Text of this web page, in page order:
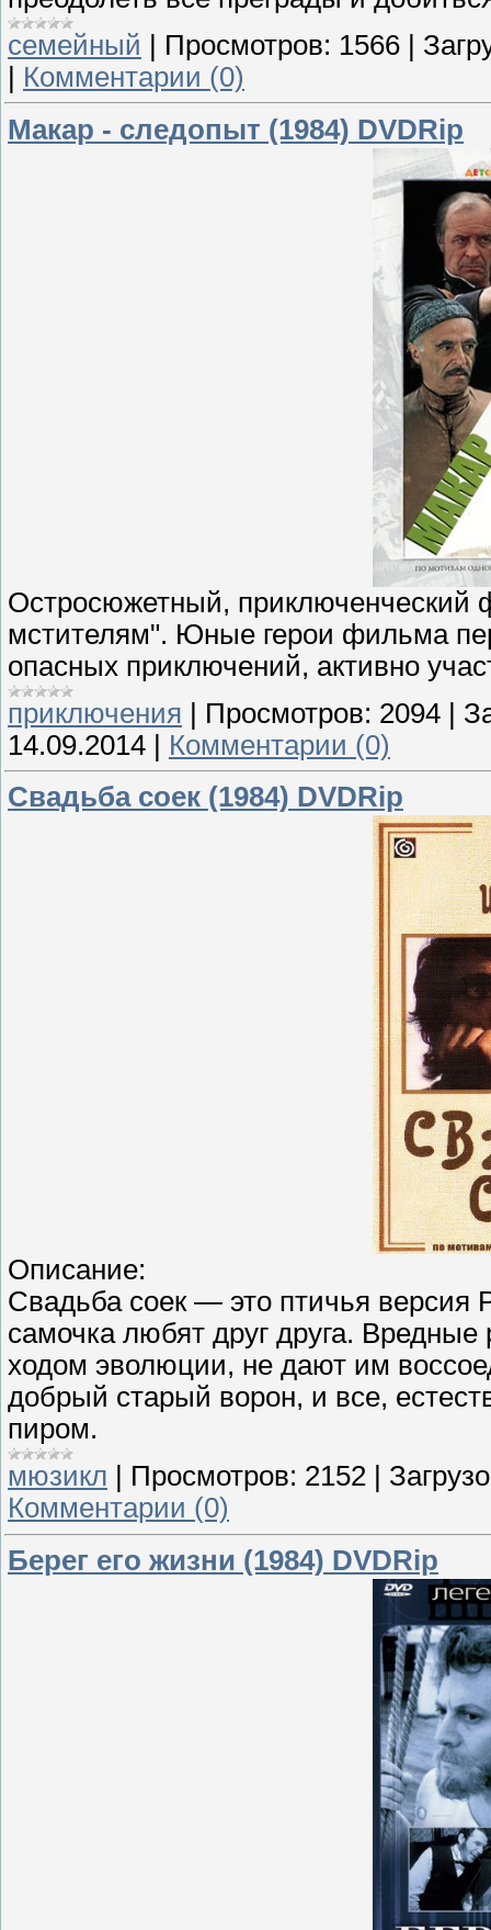
семейный
Просмотров: 1566
Комментарии (0)
Макар - следопыт (1984) DVDRip
Остросюжетный,
мстителям". Юные герои фильма
опасных приключений, активно
приключения | Просмотров: 2094 |
14.09.2014 | Комментарии (0)
Свадьба соек (1984) DVDRip
Описание:
Свадьба соек — это птичья
самочка любят друг друга.
ходом эволюции, не дают им
добрый старый ворон, и все,
пиром.
мюзикл
Просмотров: 2152
Комментарии (0)
Берег его жизни (1984) DVDRip